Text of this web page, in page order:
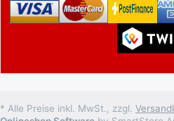
* Alle Preise inkl. MwSt., zzgl.